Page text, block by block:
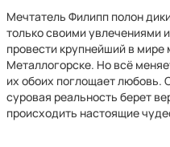
Мечтатель Филипп полон
только своими увлечениями
провести крупнейший в
Металлогорске. Но всё
их обоих поглощает любовь.
суровая реальность берет
происходить настоящие